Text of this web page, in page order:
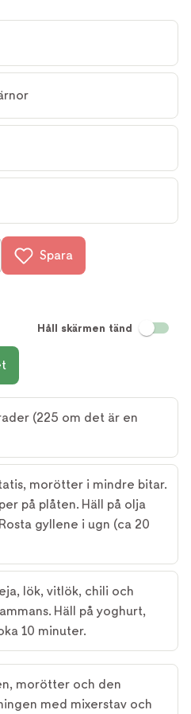
Spara
Håll skärmen tänd
(225 om det är en
morötter i mindre bitar.
på plåten. Häll på olja
gyllene i ugn (ca 20
lök, vitlök, chili och
Häll på yoghurt,
10 minuter.
morötter och den
med mixerstav och